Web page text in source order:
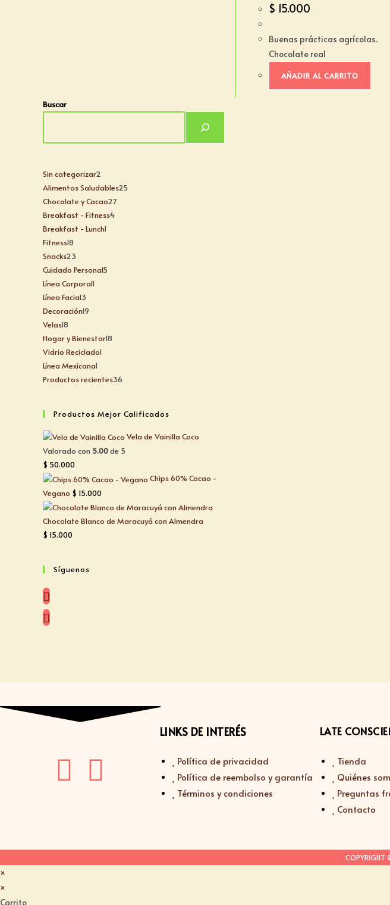
$ 15.000
Buenas prácticas agrícolas.
Chocolate real
AÑADIR AL CARRITO
Buscar
Sin categorizar2
Alimentos Saludables25
Chocolate y Cacao27
Breakfast - Fitness4
Breakfast - Lunch1
Fitness18
Snacks23
Cuidado Personal5
Línea Corporal1
Línea Facial3
Decoración19
Velas18
Hogar y Bienestar18
Vidrio Reciclado1
Línea Mexicana1
Productos recientes36
Productos Mejor Calificados
Vela de Vainilla Coco
Valorado con 5.00de 5
$ 50.000
Chips 60% Cacao -
Vegano $ 15.000
Chocolate Blanco de Maracuyá con Almendra
$ 15.000
Síguenos
LINKS DE INTERÉS
Política de privacidad
Política de reembolso y garantía
Términos y condiciones
LATE
Tienda
Quiénes
Preguntas
Contacto
COPYRIGHT
×
×
Carrito